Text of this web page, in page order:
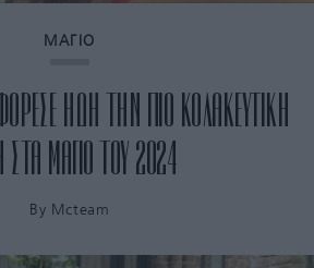
ΜΑΓΙΟ
ΗΔΗ ΤΗΝ ΠΙΟ ΚΟΛΑΚΕΥΤΙΚΗ
ΣΤΑ ΜΑΓΙΟ ΤΟΥ 2024
By Mcteam